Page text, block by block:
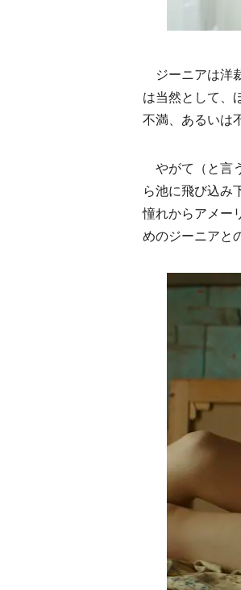
ジーニアは洋
は当然として、
不満、あるいは
やがて（と言
ら池に飛び込み
憧れからアメー
めのジーニアと